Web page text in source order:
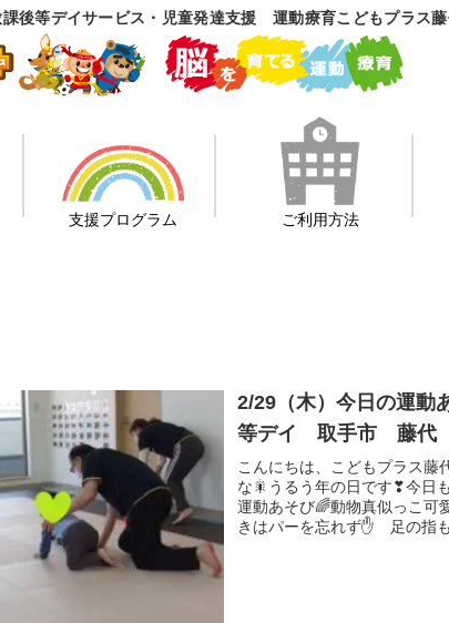
後等デイサービス・児童発達支援 運動療育こどもプラス
支援プログラム ご利用方法
2/29（木）今日の運
等デイ 取手市 藤代
こんにちは、こどもプラス藤
な🎇うるう年の日です❣今日
運動あそび🌈動物真似っこ可
きはパーを忘れず✋ 足の指